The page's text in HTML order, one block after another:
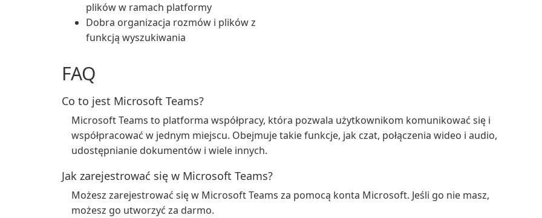
plików w ramach platformy
Dobra organizacja rozmów i plików z
funkcją wyszukiwania
FAQ
Co to jest Microsoft Teams?
Microsoft Teams to platforma współpracy, która pozwala użytkownikom komunikować się i
współpracować w jednym miejscu. Obejmuje takie funkcje, jak czat, połączenia wideo i audio,
udostępnianie dokumentów i wiele innych.
Jak zarejestrować się w Microsoft Teams?
Możesz zarejestrować się w Microsoft Teams za pomocą konta Microsoft. Jeśli go nie masz,
możesz go utworzyć za darmo.